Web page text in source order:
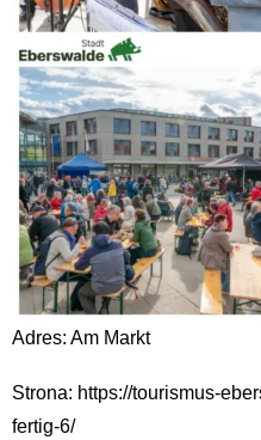
Adres: Am Markt
Strona: https://tourismus-
fertig-6/